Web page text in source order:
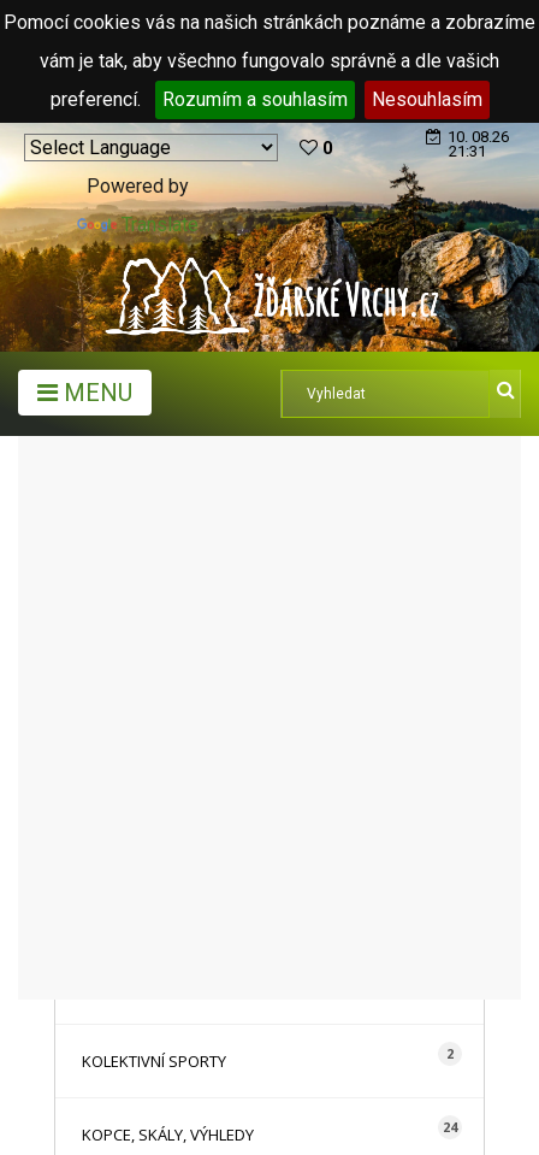
Pomocí cookies vás na našich stránkách poznáme a zobrazíme
vám je tak, aby všechno fungovalo správně a dle vašich
preferencí.
Rozumím a souhlasím Nesouhlasím
Powered by
Translate
0
10. 08.26
21:31
MENU
KOLEKTIVNÍ SPORTY 2
KOPCE, SKÁLY, VÝHLEDY 24